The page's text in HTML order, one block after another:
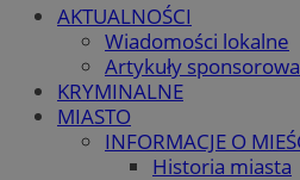
AKTUALNOŚCI
Wiadomości lokalne
Artykuły
KRYMINALNE
MIASTO
INFORMACJE O
Historia miasta